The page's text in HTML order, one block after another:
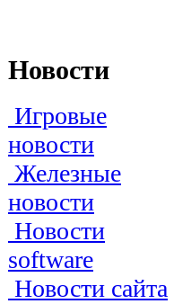
Новости
Игровые
новости
Железные
новости
Новости
software
Новости сайта